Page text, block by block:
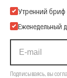
Подпишитесь на
Утренний бриф
Еженедельный
Подписываясь, вы